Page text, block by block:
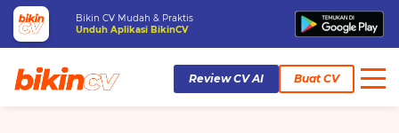
Bikin CV Mudah & Praktis
Unduh Aplikasi BikinCV
Review CV AI Buat CV